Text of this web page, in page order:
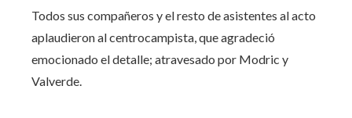
Todos sus compañeros y el resto de asistentes al acto
aplaudieron al centrocampista, que agradeció
emocionado el detalle; atravesado por Modric y
Valverde.